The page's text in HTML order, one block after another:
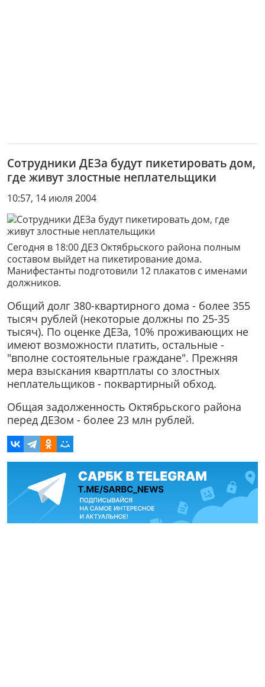
Сотрудники ДЕЗа будут пикетировать дом,
где живут злостные неплательщики
10:57, 14 июля 2004
Сегодня в 18:00 ДЕЗ Октябрьского района полным
составом выйдет на пикетирование дома.
Манифестанты подготовили 12 плакатов с именами
должников.
Общий долг 380-квартирного дома - более 355
тысяч рублей (некоторые должны по 25-35
тысяч). По оценке ДЕЗа, 10% проживающих не
имеют возможности платить, остальные -
"вполне состоятельные граждане". Прежняя
мера взыскания квартплаты со злостных
неплательщиков - поквартирный обход.
Общая задолженность Октябрьского района
перед ДЕЗом - более 23 млн рублей.